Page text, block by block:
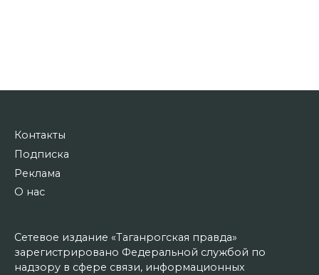
Контакты
Подписка
Реклама
О нас
Сетевое издание «Таганрогская правда»
зарегистрировано Федеральной службой по
надзору в сфере связи, информационных